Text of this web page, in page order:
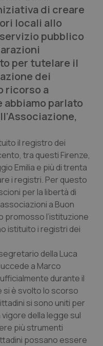
di creare
locali allo
pubblico
per tutelare il
dei
ricorso a
parlato
il registro dei
tra questi Firenze,
Emilia e più di trenta
i registri. Per questo
per la libertà di
a Buon
promosso l’istituzione
istituito i registri dei
della Luca
a Marco
durante il
è svolto lo scorso
si sono uniti per
vigore della legge sul
più strumenti
possano essere